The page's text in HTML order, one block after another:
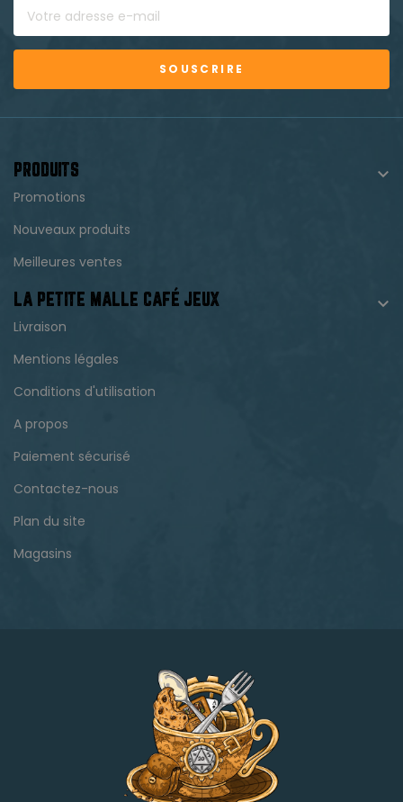
SOUSCRIRE
PRODUITS 
Promotions
Nouveaux produits
Meilleures ventes
LA PETITE MALLE CAFÉ JEUX 
Livraison
Mentions légales
Conditions d'utilisation
A propos
Paiement sécurisé
Contactez-nous
Plan du site
Magasins